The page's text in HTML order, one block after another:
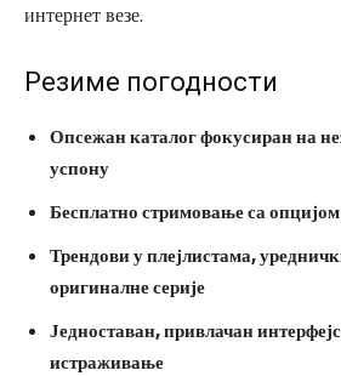
интернет везе.
Резиме погодности
Опсежан каталог фокусиран на
успону
Бесплатно стримовање са
Трендови у плејлистама,
оригиналне серије
Једноставан, привлачан
истраживање